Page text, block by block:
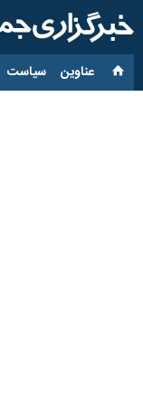
عناوین‌ سیاست